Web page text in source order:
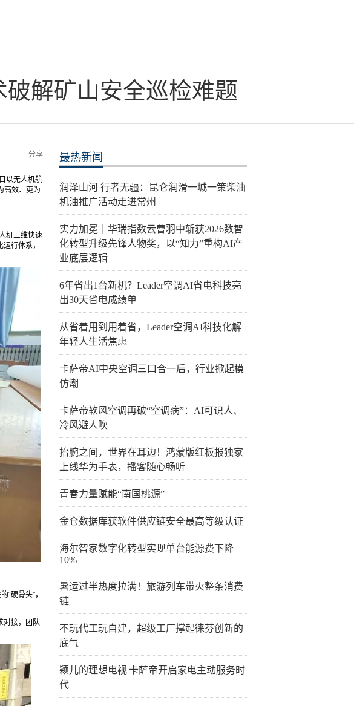
解矿山安全巡检难题
分享
以无人机航
高效、更为
机三维快速
行体系，
“硬骨头”，
对接，团队
最热新闻
​润泽山河 行者无疆：昆仑润滑一城一策柴油
机油推广活动走进常州
实力加冕｜华瑞指数云曹羽中斩获2026数智
化转型升级先锋人物奖，以“知力”重构AI产
业底层逻辑
6年省出1台新机？Leader空调AI省电科技亮
出30天省电成绩单
从省着用到用着省，Leader空调AI科技化解
年轻人生活焦虑
卡萨帝AI中央空调三口合一后，行业掀起模
仿潮
卡萨帝软风空调再破“空调病”：AI可识人、
冷风避人吹
抬腕之间，世界在耳边！鸿蒙版红板报独家
上线华为手表，播客随心畅听
青春力量赋能“南国桃源”
金仓数据库获软件供应链安全最高等级认证
海尔智家数字化转型实现单台能源费下降
10%
暑运过半热度拉满！旅游列车带火整条消费
链
不玩代工玩自建，超级工厂撑起徕芬创新的
底气
颖儿的理想电视|卡萨帝开启家电主动服务时
代